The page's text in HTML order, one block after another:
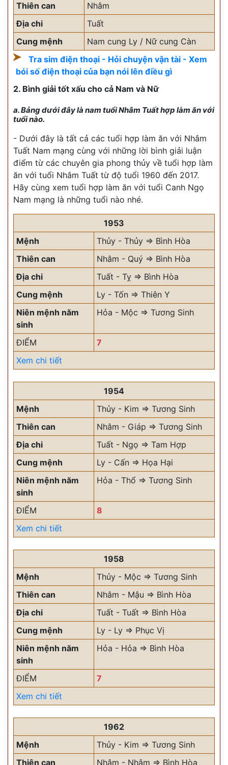
Thiên can
Nhâm
Địa chi
Tuất
Cung mệnh
Nam cung Ly / Nữ cung Càn
Tra sim điện thoại - Hỏi chuyện vận tài - Xem
bói số điện thoại của bạn nói lên điều gì
2. Bình giải tốt xấu cho cả Nam và Nữ
a. Bảng dưới đây là nam tuổi Nhâm Tuất hợp làm ăn với
tuổi nào.
- Dưới đây là tất cả các tuổi hợp làm ăn với Nhâm
Tuất Nam mạng cùng với những lời bình giải luận
điểm từ các chuyên gia phong thủy về tuổi hợp làm
ăn với tuổi Nhâm Tuất từ độ tuổi 1960 đến 2017.
Hãy cùng xem tuổi hợp làm ăn với tuổi Canh Ngọ
Nam mạng là những tuổi nào nhé.
1953
Mệnh
Thủy - Thủy => Bình Hòa
Thiên can
Nhâm - Quý => Bình Hòa
Địa chi
Tuất - Tỵ => Bình Hòa
Cung mệnh
Ly - Tốn => Thiên Y
Niên mệnh năm
sinh
Hỏa - Mộc => Tương Sinh
ĐIỂM
7
Xem chi tiết
1954
Mệnh
Thủy - Kim => Tương Sinh
Thiên can
Nhâm - Giáp => Tương Sinh
Địa chi
Tuất - Ngọ => Tam Hợp
Cung mệnh
Ly - Cấn => Họa Hại
Niên mệnh năm
sinh
Hỏa - Thổ => Tương Sinh
ĐIỂM
8
Xem chi tiết
1958
Mệnh
Thủy - Mộc => Tương Sinh
Thiên can
Nhâm - Mậu => Bình Hòa
Địa chi
Tuất - Tuất => Bình Hòa
Cung mệnh
Ly - Ly => Phục Vị
Niên mệnh năm
sinh
Hỏa - Hỏa => Bình Hòa
ĐIỂM
7
Xem chi tiết
1962
Mệnh
Thủy - Kim => Tương Sinh
Thiên can
Nhâm - Nhâm => Bình Hòa